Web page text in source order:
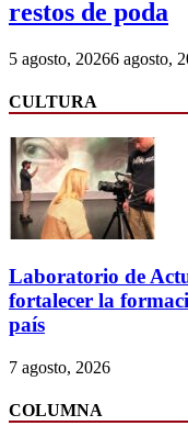
restos de poda
5 agosto, 20266 agosto,
CULTURA
Laboratorio de
fortalecer la
país
7 agosto, 2026
COLUMNA